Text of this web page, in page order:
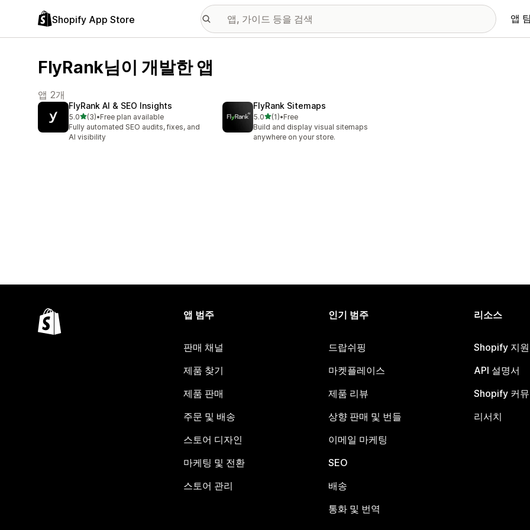
Shopify App Store 앱
FlyRank님이 개발한 앱
앱 2개
FlyRank AI & SEO Insights
5.0별 5개 중
(3)
총 리뷰 3개
•Free plan available
Fully automated SEO audits, fixes, and
AI visibility
FlyRank Sitemaps
5.0별 5개 중
(1)
총 리뷰 1개
•Free
Build and display visual sitemaps
anywhere on your store.
앱 범주
판매 채널
제품 찾기
제품 판매
주문 및 배송
스토어 디자인
마케팅 및 전환
스토어 관리
인기 범주
드랍쉬핑
마켓플레이스
제품 리뷰
상향 판매 및 번들
이메일 마케팅
SEO
배송
통화 및 번역
리소스
Shopify 지
API 설명서
Shopify 커
리서치